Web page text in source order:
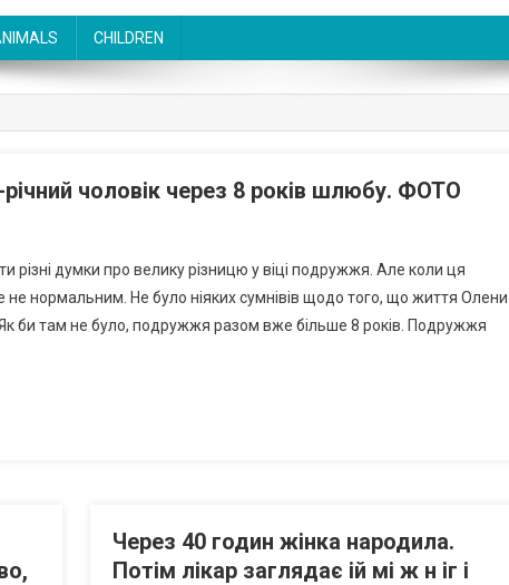
CHILDREN
чоловік через 8 років шлюбу. ФОТО
різні думки про велику різницю у віці подружжя. Але коли ця
не нормальним. Не було ніяких сумнівів щодо того, що життя Олени
би там не було, подружжя разом вже більше 8 років. Подружжя
Через 40 годин жінка народила.
Потім лікар заглядає iй мі ж н іг i